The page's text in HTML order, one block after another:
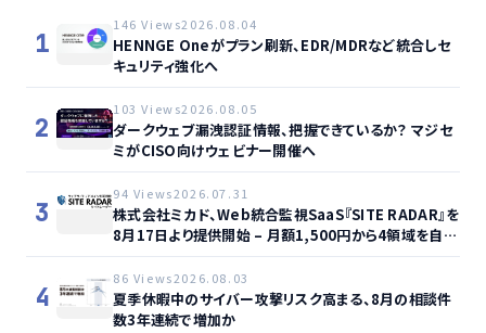
1
146 Views2026.08.04
HENNGE Oneがプラン刷新、EDR/MDRなど統合しセ
キュリティ強化へ
2
103 Views2026.08.05
ダークウェブ漏洩認証情報、把握できているか？ マジセ
ミがCISO向けウェビナー開催へ
3
94 Views2026.07.31
株式会社ミカド、Web統合監視SaaS『SITE RADAR』を
8月17日より提供開始 – 月額1,500円から4領域を自動
監視、動的サイト…
4
86 Views2026.08.03
夏季休暇中のサイバー攻撃リスク高まる、8月の相談件
数3年連続で増加か